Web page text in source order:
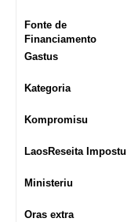
Fonte de
Financiamento
Gastus
Kategoria
Kompromisu
LaosReseita Impostu
Ministeriu
Oras extra